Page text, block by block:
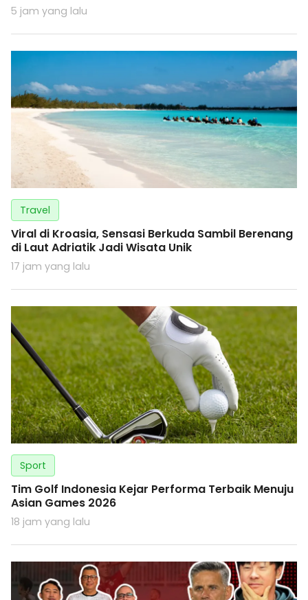
5 jam yang lalu
Travel
Viral di Kroasia, Sensasi Berkuda Sambil Berenang
di Laut Adriatik Jadi Wisata Unik
17 jam yang lalu
Sport
Tim Golf Indonesia Kejar Performa Terbaik Menuju
Asian Games 2026
18 jam yang lalu